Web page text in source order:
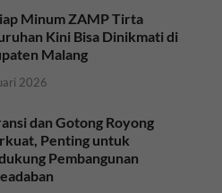
Minum ZAMP Tirta
Kini Bisa Dinikmati di
Malang
2026
dan Gotong Royong
Penting untuk
Pembangunan